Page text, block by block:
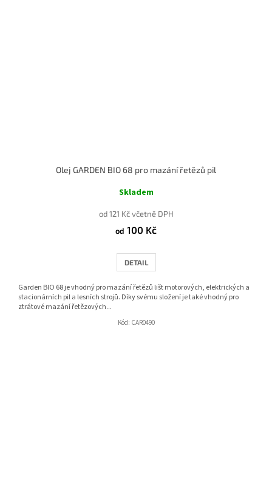
Olej GARDEN BIO 68 pro mazání řetězů pil
Skladem
od 121 Kč včetně DPH
od 100 Kč
DETAIL
Garden BIO 68 je vhodný pro mazání řetězů lišt motorových, elektrických a
stacionárních pil a lesních strojů. Díky svému složení je také vhodný pro
ztrátové mazání řetězových...
Kód: CAR0490